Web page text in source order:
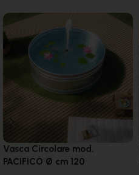
Vasca Circolare mod.
PACIFICO Ø cm 120